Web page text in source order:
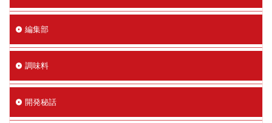
編集部
調味料
開発秘話